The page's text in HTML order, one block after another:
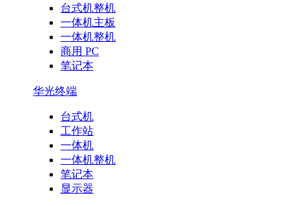
台式机整机
一体机主板
一体机整机
商用 PC
笔记本
华光终端
台式机
工作站
一体机
一体机整机
笔记本
显示器